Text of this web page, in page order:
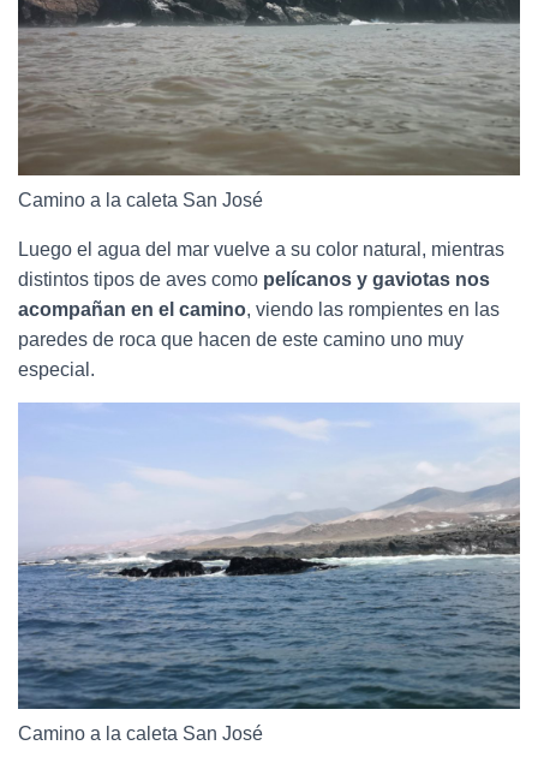
Camino a la caleta San José
Luego el agua del mar vuelve a su color natural, mientras
distintos tipos de aves como pelícanos y gaviotas nos
acompañan en el camino, viendo las rompientes en las
paredes de roca que hacen de este camino uno muy
especial.
Camino a la caleta San José